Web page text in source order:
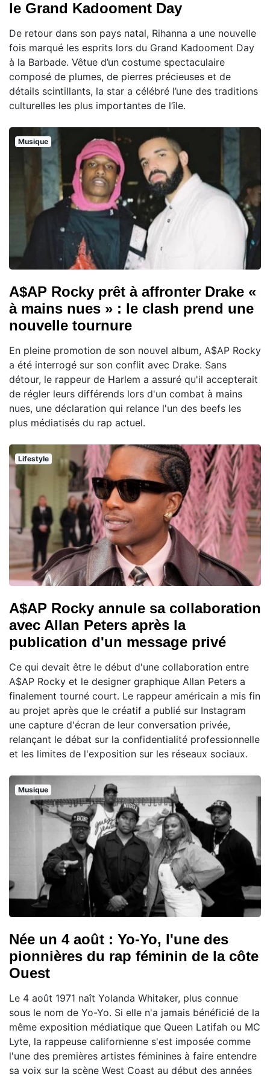
le Grand Kadooment Day
De retour dans son pays natal, Rihanna a une nouvelle
fois marqué les esprits lors du Grand Kadooment Day
à la Barbade. Vêtue d’un costume spectaculaire
composé de plumes, de pierres précieuses et de
détails scintillants, la star a célébré l’une des traditions
culturelles les plus importantes de l’île.
Musique
A$AP Rocky prêt à affronter Drake «
à mains nues » : le clash prend une
nouvelle tournure
En pleine promotion de son nouvel album, A$AP Rocky
a été interrogé sur son conflit avec Drake. Sans
détour, le rappeur de Harlem a assuré qu'il accepterait
de régler leurs différends lors d'un combat à mains
nues, une déclaration qui relance l'un des beefs les
plus médiatisés du rap actuel.
Lifestyle
A$AP Rocky annule sa collaboration
avec Allan Peters après la
publication d'un message privé
Ce qui devait être le début d'une collaboration entre
A$AP Rocky et le designer graphique Allan Peters a
finalement tourné court. Le rappeur américain a mis fin
au projet après que le créatif a publié sur Instagram
une capture d'écran de leur conversation privée,
relançant le débat sur la confidentialité professionnelle
et les limites de l'exposition sur les réseaux sociaux.
Musique
Née un 4 août : Yo-Yo, l'une des
pionnières du rap féminin de la côte
Ouest
Le 4 août 1971 naît Yolanda Whitaker, plus connue
sous le nom de Yo-Yo. Si elle n'a jamais bénéficié de la
même exposition médiatique que Queen Latifah ou MC
Lyte, la rappeuse californienne s'est imposée comme
l'une des premières artistes féminines à faire entendre
sa voix sur la scène West Coast au début des années